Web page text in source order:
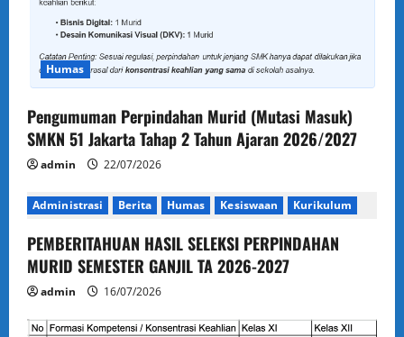
Humas
Pengumuman Perpindahan Murid (Mutasi Masuk)
SMKN 51 Jakarta Tahap 2 Tahun Ajaran 2026/2027
admin 22/07/2026
Administrasi Berita Humas Kesiswaan Kurikulum
PEMBERITAHUAN HASIL SELEKSI PERPINDAHAN
MURID SEMESTER GANJIL TA 2026-2027
admin 16/07/2026